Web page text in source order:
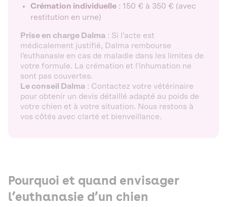
Crémation individuelle : 150 € à 350 € (avec
restitution en urne)
Prise en charge Dalma : Si l'acte est
médicalement justifié, Dalma rembourse
l'euthanasie en cas de maladie dans les limites de
votre formule. La crémation et l'inhumation ne
sont pas couvertes.
Le conseil Dalma : Contactez votre vétérinaire
pour obtenir un devis détaillé adapté au poids de
votre chien et à votre situation. Nous restons à
vos côtés avec clarté et bienveillance.
Pourquoi et quand envisager
l’euthanasie d’un chien